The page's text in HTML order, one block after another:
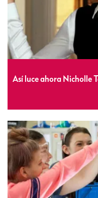
Así luce ahora Nicholle